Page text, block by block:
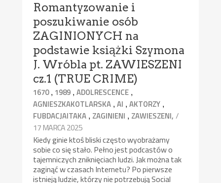
Romantyzowanie i
poszukiwanie osób
ZAGINIONYCH na
podstawie książki Szymona
J. Wróbla pt. ZAWIESZENI
cz.1 (TRUE CRIME)
1670, 1989 ,ADOLRESCENCE ,
AGNIESZKAKOTLARSKA ,AI ,AKTORZY ,
FUBDACJAITAKA , ZAGINIENI , ZAWIESZENI, /
17 MARCA 2025
Kiedy ginie ktoś bliski często wyobrażamy
sobie co się stało. Pełno jest podcastów o
tajemniczych zniknięciach ludzi. Jak można tak
zaginąć w czasach Internetu? Po pierwsze
istnieją ludzie, którzy nie potrzebują Social